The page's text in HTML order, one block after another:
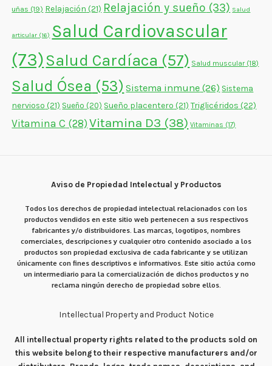
uñas (19) Relajación (21) Relajación y sueño (33) Salud
articular (16) Salud Cardiovascular
(73)Salud Cardíaca (57) Salud muscular(18)
Salud Ósea (53) Sistema inmune (26) Sistema
nervioso (21) Sueño (20) Sueño placentero (21) Triglicéridos (22)
Vitamina C (28) Vitamina D3 (38) Vitaminas (17)
Aviso de Propiedad Intelectual y Productos
Todos los derechos de propiedad intelectual relacionados con los
productos vendidos en este sitio web pertenecen a sus respectivos
fabricantes y/o distribuidores. Las marcas, logotipos, nombres
comerciales, descripciones y cualquier otro contenido asociado a los
productos son propiedad exclusiva de cada fabricante y se utilizan
únicamente con fines descriptivos e informativos. Este sitio actúa como
un intermediario para la comercialización de dichos productos y no
reclama ningún derecho de propiedad sobre ellos.
Intellectual Property and Product Notice
All intellectual property rights related to the products sold on
this website belong to their respective manufacturers and/or